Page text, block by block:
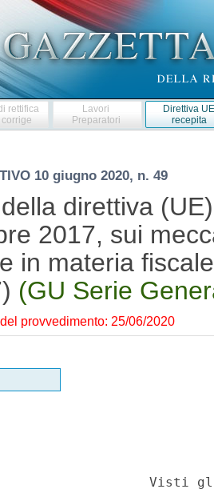
rettifica
Lavori
Preparatori
Direttiva
recepita
10 giugno 2020, n. 49
direttiva
2017, sui
in materia
(GU Serie
provvedimento: 25/06/2020